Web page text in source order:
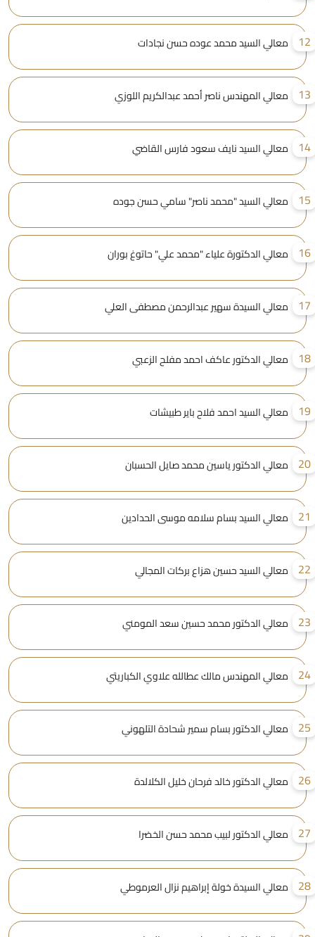
معالي السيد محمد عوده حسن نجادات
معالي المهندس ناصر أحمد عبدالكريم اللوزي
معالي السيد نايف سعود فارس القاضي
معالي السيد "محمد ناصر" سامي حسن جوده
معالي الدكتورة علياء "محمد علي" حاتوغ بوران
معالي السيدة سهير عبدالرحمن مصطفى العلي
معالي الدكتور عاكف احمد مفلح الزعبي
معالي السيد احمد فلاح باير طبيشات
معالي الدكتور ياسين محمد صايل الحسبان
معالي السيد بسام سلامه موسى الحدادين
معالي السيد حسين هزاع بركات المجالي
معالي الدكتور محمد حسين سعد المومني
معالي المهندس مالك عطالله علاوي الكباريتي
معالي الدكتور بسام سمير شحادة التلهوني
معالي الدكتور خالد فرحان خليل الكلالدة
معالي الدكتور لبيب محمد حسن الخضرا
معالي السيدة خولة إبراهيم نزال العرموطي